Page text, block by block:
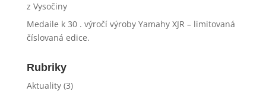
z Vysočiny
Medaile k 30 . výročí výroby Yamahy XJR – limitovaná
číslovaná edice.
Rubriky
Aktuality(3)